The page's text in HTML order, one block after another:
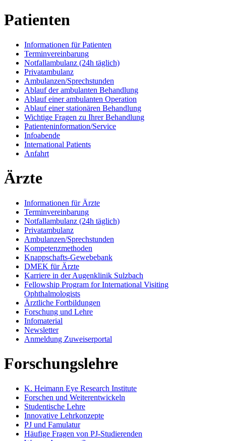
Patienten
Informationen für Patienten
Terminvereinbarung
Notfallambulanz (24h täglich)
Privatambulanz
Ambulanzen/Sprechstunden
Ablauf der ambulanten Behandlung
Ablauf einer ambulanten Operation
Ablauf einer stationären Behandlung
Wichtige Fragen zu Ihrer Behandlung
Patienteninformation/Service
Infoabende
International Patients
Anfahrt
Ärzte
Informationen für Ärzte
Terminvereinbarung
Notfallambulanz (24h täglich)
Privatambulanz
Ambulanzen/Sprechstunden
Kompetenzmethoden
Knappschafts-Gewebebank
DMEK für Ärzte
Karriere in der Augenklinik Sulzbach
Fellowship Program for International Visiting
Ophthalmologists
Ärztliche Fortbildungen
Forschung und Lehre
Infomaterial
Newsletter
Anmeldung Zuweiserportal
Forschungslehre
K. Heimann Eye Research Institute
Forschen und Weiterentwickeln
Studentische Lehre
Innovative Lehrkonzepte
PJ und Famulatur
Häufige Fragen von PJ-Studierenden